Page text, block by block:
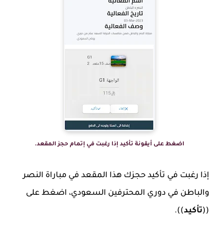
اضغط على أيقونة تأكيد إذا رغبت في إتمام حجز المقعد.
إذا رغبت في تأكيد حجزك هذا المقعد في مباراة النصر
والباطن في دوري المحترفين السعودي، اضغط على
((تأكيد)).